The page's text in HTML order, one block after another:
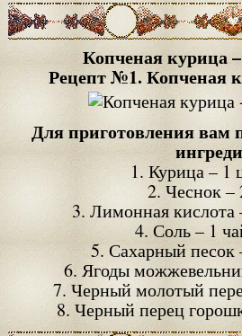
Копченая курица
Рецепт №1. Копченая
Для приготовления вам
1. Курица – 1
2. Чеснок –
3. Лимонная
4. Соль – 1
5. Сахарный песок
6. Ягоды
7. Черный молотый
8. Черный перец